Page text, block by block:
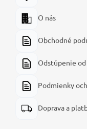
O nás
Obchodné
Odstúpenie
Podmienky
Doprava a